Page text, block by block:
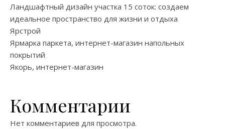
Ландшафтный дизайн участка 15 соток: создаем
идеальное пространство для жизни и отдыха
Ярстрой
Ярмарка паркета, интернет-магазин напольных
покрытий
Якорь, интернет-магазин
Комментарии
Нет комментариев для просмотра.